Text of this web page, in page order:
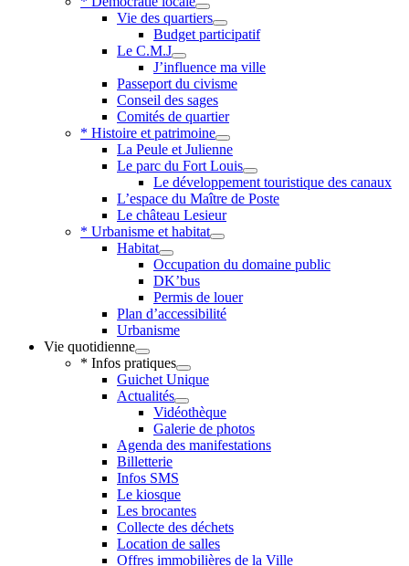
Vie des quartiers
Budget participatif
Le C.M.J
J’influence ma ville
Passeport du civisme
Conseil des sages
Comités de quartier
* Histoire et patrimoine
La Peule et Julienne
Le parc du Fort Louis
Le développement touristique des canaux
L’espace du Maître de Poste
Le château Lesieur
* Urbanisme et habitat
Habitat
Occupation du domaine public
DK’bus
Permis de louer
Plan d’accessibilité
Urbanisme
Vie quotidienne
* Infos pratiques
Guichet Unique
Actualités
Vidéothèque
Galerie de photos
Agenda des manifestations
Billetterie
Infos SMS
Le kiosque
Les brocantes
Collecte des déchets
Location de salles
Offres immobilières de la Ville